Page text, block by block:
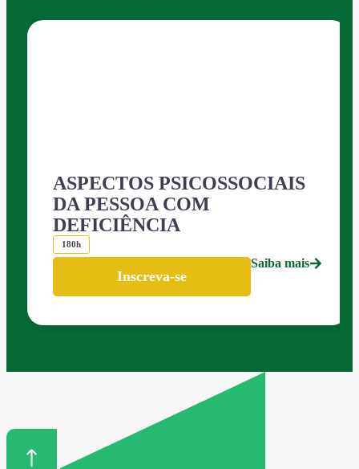
ASPECTOS PSICOSSOCIAIS
DA PESSOA COM
DEFICIÊNCIA
180h
Inscreva-se
Saiba mais